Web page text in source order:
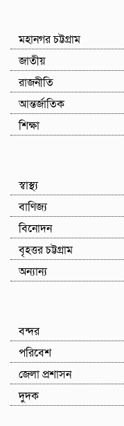
মহানগর চট্টগ্রাম
জাতীয়
রাজনীতি
আন্তর্জাতিক
শিক্ষা
স্বাস্থ্য
বাণিজ্য
বিনোদন
বৃহত্তর চট্টগ্রাম
অন্যান্য
বন্দর
পরিবেশ
জেলা প্রশাসন
দুদক